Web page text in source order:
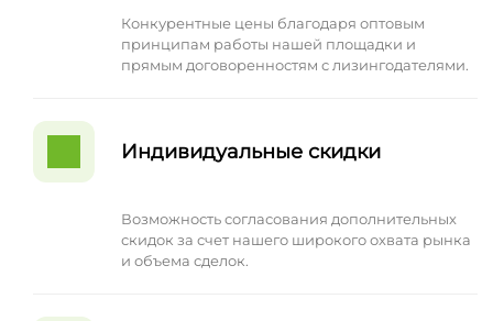
Конкурентные цены благодаря оптовым
принципам работы нашей площадки и
прямым договоренностям с лизингодателями.
Индивидуальные скидки
Возможность согласования дополнительных
скидок за счет нашего широкого охвата рынка
и объема сделок.